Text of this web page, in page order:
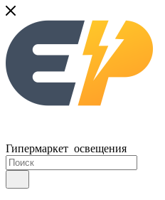
Гипермаркет освещения